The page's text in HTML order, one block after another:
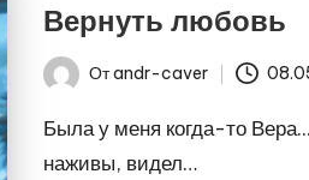
Вернуть любовь
Запись
от
Отandr-caver
Была у меня когда-то
наживы, видел…